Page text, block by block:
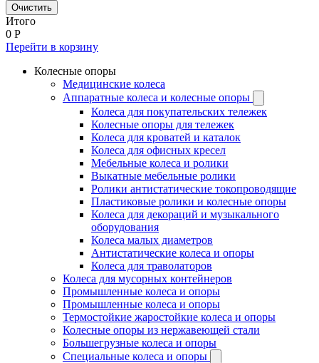
Очистить
Итого
0 Р
Перейти в корзину
Колесные опоры
Медицинские колеса
Аппаратные колеса и колесные опоры
Колеса для покупательских тележек
Колесные опоры для тележек
Колеса для кроватей и каталок
Колеса для офисных кресел
Мебельные колеса и ролики
Выкатные мебельные ролики
Ролики антистатические токопроводящие
Пластиковые ролики и колесные опоры
Колеса для декораций и музыкального
оборудования
Колеса малых диаметров
Антистатические колеса и опоры
Колеса для траволаторов
Колеса для мусорных контейнеров
Промышленные колеса и опоры
Промышленные колеса и опоры
Термостойкие жаростойкие колеса и опоры
Колесные опоры из нержавеющей стали
Большегрузные колеса и опоры
Специальные колеса и опоры